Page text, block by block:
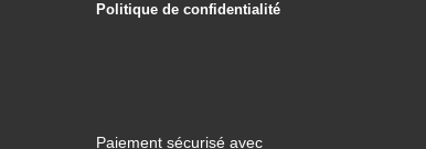
Politique de confidentialité
Paiement sécurisé avec